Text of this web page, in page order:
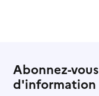
Abonnez-
d'information